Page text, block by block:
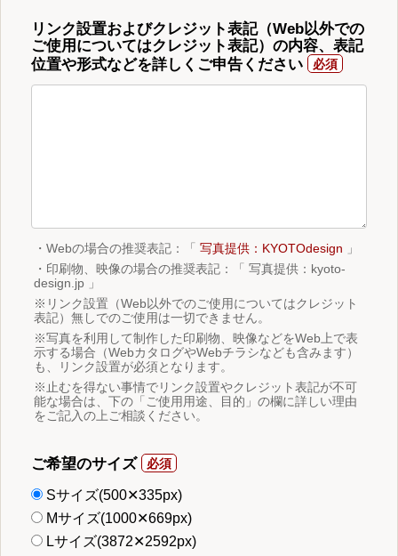
リンク設置およびクレジット表記（Web以外での
ご使用についてはクレジット表記）の内容、表記
位置や形式などを詳しくご申告ください
・Webの場合の推奨表記：「 写真提供：KYOTOdesign 」
・印刷物、映像の場合の推奨表記：「 写真提供：kyoto-
design.jp 」
※リンク設置（Web以外でのご使用についてはクレジット
表記）無しでのご使用は一切できません。
※写真を利用して制作した印刷物、映像などをWeb上で表
示する場合（WebカタログやWebチラシなども含みます）
も、リンク設置が必須となります。
※止むを得ない事情でリンク設置やクレジット表記が不可
能な場合は、下の「ご使用用途、目的」の欄に詳しい理由
をご記入の上ご相談ください。
ご希望のサイズ
Sサイズ(500✕335px)
Mサイズ(1000✕669px)
Lサイズ(3872✕2592px)